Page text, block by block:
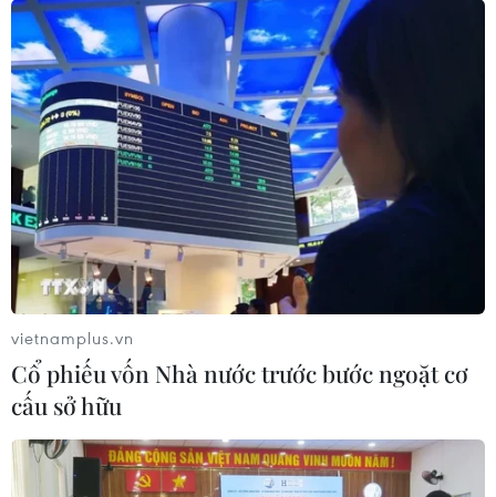
vietnamplus.vn
Cổ phiếu vốn Nhà nước trước bước ngoặt cơ
cấu sở hữu